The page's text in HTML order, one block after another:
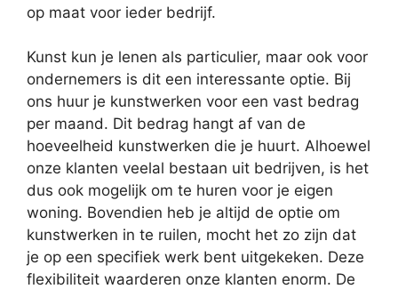
op maat voor ieder bedrijf.
Kunst kun je lenen als particulier, maar ook voor
ondernemers is dit een interessante optie. Bij
ons huur je kunstwerken voor een vast bedrag
per maand. Dit bedrag hangt af van de
hoeveelheid kunstwerken die je huurt. Alhoewel
onze klanten veelal bestaan uit bedrijven, is het
dus ook mogelijk om te huren voor je eigen
woning. Bovendien heb je altijd de optie om
kunstwerken in te ruilen, mocht het zo zijn dat
je op een specifiek werk bent uitgekeken. Deze
flexibiliteit waarderen onze klanten enorm. De